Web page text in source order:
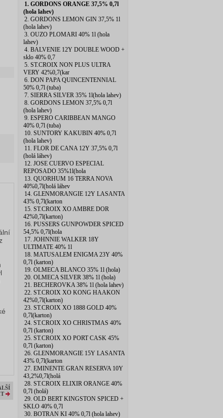
1. GORDONS ORANGE 37,5% 0,7l
(hola lahev)
2. GORDONS LEMON GIN 37,5% 1l
(hola lahev)
3. OUZO PLOMARI 40% 1l (hola
lahev)
4. BALVENIE 12Y DOUBLE WOOD +
sklo 40% 0,7
5. ST.CROIX NON PLUS ULTRA
VERY 42%0,7(kar
6. DON PAPA QUINCENTENNIAL
50% 0,7l (tuba)
7. SIERRA SILVER 35% 1l(hola lahev)
8. GORDONS LEMON 37,5% 0,7l
(hola lahev)
9. ESPERO CARIBBEAN MANGO
40% 0,7l (tuba)
10. SUNTORY KAKUBIN 40% 0,7l
(hola lahev)
11. FLOR DE CANA 12Y 37,5% 0,7l
(holá láhev)
12. JOSE CUERVO ESPECIAL
REPOSADO 35%1l(hola
13. QUORHUM 16 TERRA NOVA
40%0,7l(holá láhev
14. GLENMORANGIE 12Y LASANTA
43% 0,7l(karton
15. ST.CROIX XO AMBRE DOR
42%0,7l(karton)
16. PUSSERS GUNPOWDER SPICED
54,5% 0,7l(hola
17. JOHNNIE WALKER 18Y
ULTIMATE 40% 1l
18. MATUSALEM ENIGMA 23Y 40%
0,7l (karton)
19. OLMECA BLANCO 35% 1l (hola)
20. OLMECA SILVER 38% 1l (hola)
21. BECHEROVKA 38% 1l (hola lahev)
22. ST.CROIX XO KONG HAAKON
42%0,7l(karton)
23. ST.CROIX XO 1888 GOLD 40%
0,7l(karton)
24. ST.CROIX XO CHRISTMAS 40%
0,7l (karton)
25. ST.CROIX XO PORT CASK 45%
0,7l (karton)
26. GLENMORANGIE 15Y LASANTA
43% 0,7l(karton
27. EMINENTE GRAN RESERVA 10Y
43,2%0,7l(holá
28. ST.CROIX ELIXIR ORANGE 40%
0,7l (holá)
29. OLD BERT KINGSTON SPICED +
SKLO 40% 0,7l
30. BOTRAN KI 40% 0,7l (hola lahev)